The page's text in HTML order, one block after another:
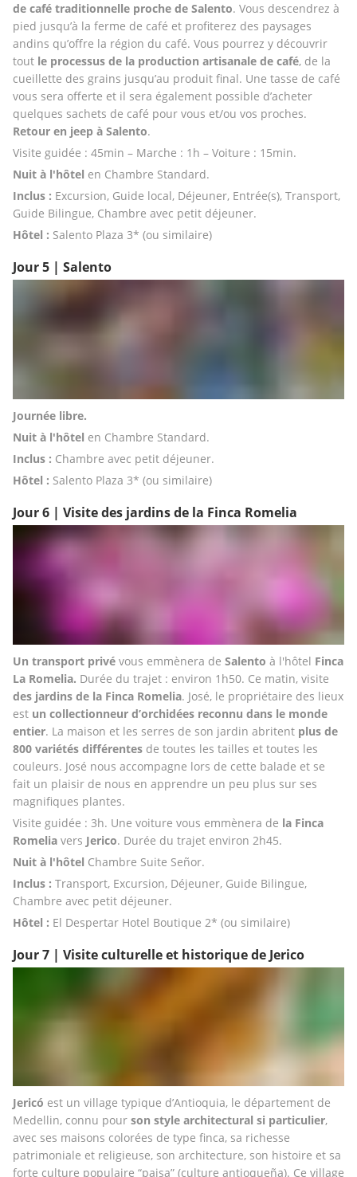
de café traditionnelle proche de Salento. Vous descendrez à
pied jusqu’à la ferme de café et profiterez des paysages
andins qu’offre la région du café. Vous pourrez y découvrir
tout le processus de la production artisanale de café, de la
cueillette des grains jusqu’au produit final. Une tasse de café
vous sera offerte et il sera également possible d’acheter
Retour en jeep à Salento.
Visite guidée : 45min – Marche : 1h – Voiture : 15min.
Nuit à l'hôtel en Chambre Standard.
Inclus : Excursion, Guide local, Déjeuner, Entrée(s), Transport,
Guide Bilingue, Chambre avec petit déjeuner.
Hôtel : Salento Plaza 3* (ou similaire)
Jour 5 | Salento
Journée libre.
Nuit à l'hôtel en Chambre Standard.
Inclus : Chambre avec petit déjeuner.
Hôtel : Salento Plaza 3* (ou similaire)
Jour 6 | Visite des jardins de la Finca Romelia
Un transport privé vous emmènera de Salento à l'hôtel Finca
La Romelia.
des jardins de la Finca Romelia. José, le propriétaire des lieux
est un collectionneur d’orchidées reconnu dans le monde
entier. La maison et les serres de son jardin abritent plus de
800 variétés différentes de toutes les tailles et toutes les
couleurs. José nous accompagne lors de cette balade et se
fait un plaisir de nous en apprendre un peu plus sur ses
magnifiques plantes.
Visite guidée : 3h. Une voiture vous emmènera de la Finca
Romelia vers Jerico. Durée du trajet environ 2h45.
Nuit à l'hôtel Chambre Suite Señor.
Inclus : Transport, Excursion, Déjeuner, Guide Bilingue,
Chambre avec petit déjeuner.
Hôtel : El Despertar Hotel Boutique 2* (ou similaire)
Jour 7 | Visite culturelle et historique de Jerico
Jericó est un village typique d’Antioquia, le département de
Medellin, connu pour son style architectural si particulier,
avec ses maisons colorées de type finca, sa richesse
patrimoniale et religieuse, son architecture, son histoire et sa
forte culture populaire “paisa” (culture antioqueña). Ce village